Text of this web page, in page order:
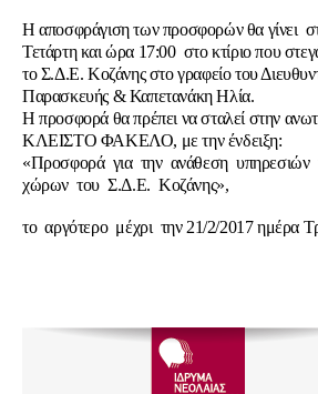
Η αποσφράγιση των προσφορών θα γίνει
Τετάρτη και ώρα 17:00 στο κτίριο που
το Σ.Δ.Ε. Κοζάνης στο γραφείο του
Παρασκευής & Καπετανάκη Ηλία.
Η προσφορά θα πρέπει να σταλεί στην
ΚΛΕΙΣΤΟ ΦΑΚΕΛΟ, με την ένδειξη:
«Προσφορά για την ανάθεση υπηρεσιών
χώρων του Σ.Δ.Ε. Κοζάνης»,
το αργότερο μέχρι την 21/2/2017 ημέρα